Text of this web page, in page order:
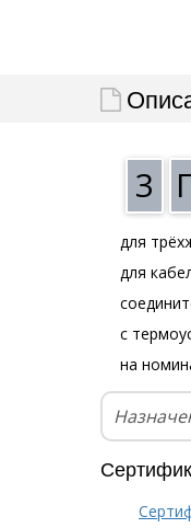
3
для
для
с
на